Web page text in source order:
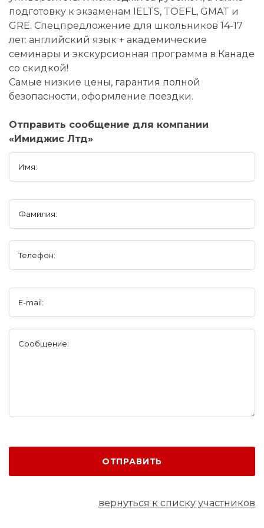
подготовку к экзаменам IELTS, TOEFL, GMAT и
GRE. Спецпредложение для школьников 14-17
лет: английский язык + академические
семинары и экскурсионная программа в Канаде
со скидкой!
Самые низкие цены, гарантия полной
безопасности, оформление поездки.
Отправить сообщение для компании
«Имиджис Лтд»
Имя:
Фамилия:
Телефон:
E-mail:
Сообщение:
ОТПРАВИТЬ
вернуться к списку участников